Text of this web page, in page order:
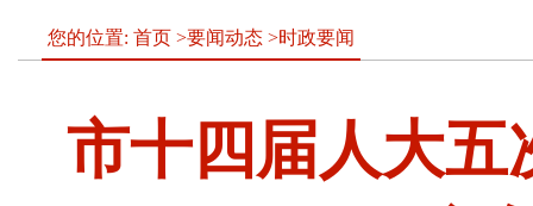
您的位置: 首页 >要闻动态 >时政要闻
市十四届人大五